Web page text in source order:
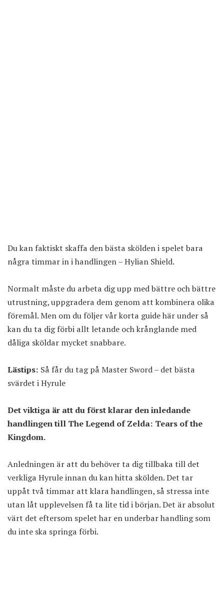
Du kan faktiskt skaffa den bästa skölden i spelet bara
några timmar in i handlingen – Hylian Shield.
Normalt måste du arbeta dig upp med bättre och bättre
utrustning, uppgradera dem genom att kombinera olika
föremål. Men om du följer vår korta guide här under så
kan du ta dig förbi allt letande och krånglande med
dåliga sköldar mycket snabbare.
Lästips: Så får du tag på Master Sword – det bästa
svärdet i Hyrule
Det viktiga är att du först klarar den inledande
handlingen till The Legend of Zelda: Tears of the
Kingdom.
Anledningen är att du behöver ta dig tillbaka till det
verkliga Hyrule innan du kan hitta skölden. Det tar
uppåt två timmar att klara handlingen, så stressa inte
utan låt upplevelsen få ta lite tid i början. Det är absolut
värt det eftersom spelet har en underbar handling som
du inte ska springa förbi.